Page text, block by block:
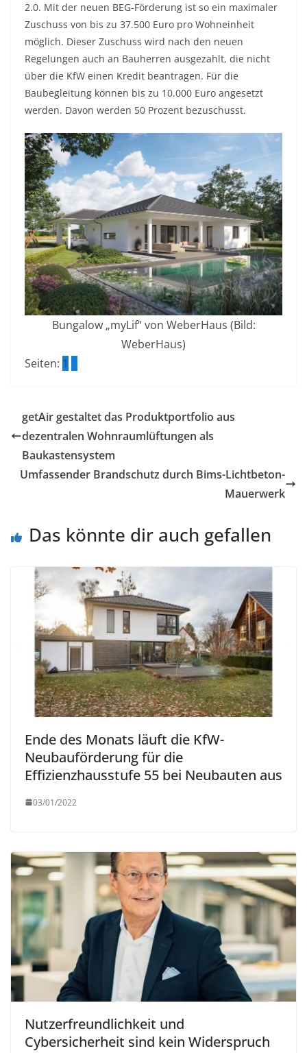
2.0. Mit der neuen BEG-Förderung ist so ein maximaler
Zuschuss von bis zu 37.500 Euro pro Wohneinheit
möglich. Dieser Zuschuss wird nach den neuen
Regelungen auch an Bauherren ausgezahlt, die nicht
über die KfW einen Kredit beantragen. Für die
Baubegleitung können bis zu 10.000 Euro angesetzt
werden. Davon werden 50 Prozent bezuschusst.
Bungalow „myLif“ von WeberHaus (Bild:
WeberHaus)
Seiten: 1 2
getAir gestaltet das Produktportfolio aus
dezentralen Wohnraumlüftungen als
Baukastensystem
Umfassender Brandschutz durch Bims-Lichtbeton-
Mauerwerk
Das könnte dir auch gefallen
Ende des Monats läuft die KfW-
Neubauförderung für die
Effizienzhausstufe 55 bei Neubauten aus
03/01/2022
Nutzerfreundlichkeit und
Cybersicherheit sind kein Widerspruch